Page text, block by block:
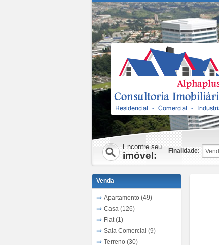
Encontre seu
imóvel: Finalidade:
Venda
Apartamento (49)
Casa (126)
Flat (1)
Sala Comercial (9)
Terreno (30)